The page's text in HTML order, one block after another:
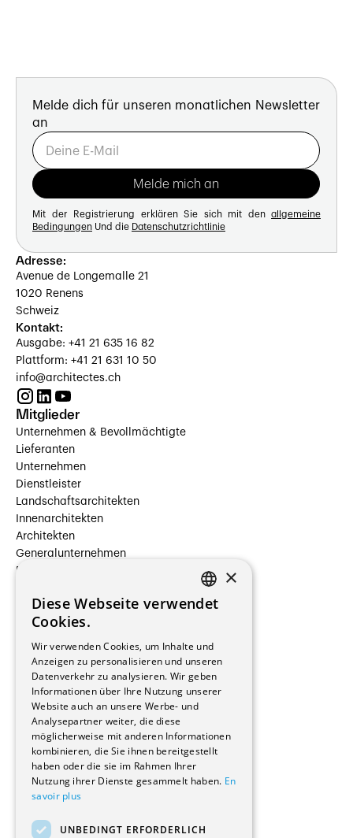
Melde dich für unseren monatlichen Newsletter
an
Mit der Registrierung erklären Sie sich mit den allgemeine
Bedingungen Und die Datenschutzrichtlinie
Adresse:
Avenue de Longemalle 21
1020 Renens
Schweiz
Kontakt:
Ausgabe: +41 21 635 16 82
Plattform: +41 21 631 10 50
info@architectes.ch
Mitglieder
Unternehmen & Bevollmächtigte
Lieferanten
Unternehmen
Dienstleister
Landschaftsarchitekten
Innenarchitekten
Architekten
Generalunternehmen
Beauftragte Unternehmen
Hersteller/Lieferanten
Bauherrschaften
Immobilienverwaltungsgesellschaften
Stockwerkeigentum
Reportagen
Wohnungen
Renovierungen
Innere Umbauten
Gastgewerbe und Tourismus
Verwaltungsgebäude und Geschäfte
Schuleinrichtungen
Medizinische Einrichtungen
Kultur - Sport - Freizeit
FRENCH
×
Diese Webseite verwendet
Cookies.
Wir verwenden Cookies, um Inhalte und
Anzeigen zu personalisieren und unseren
Datenverkehr zu analysieren. Wir geben
Informationen über Ihre Nutzung unserer
Website auch an unsere Werbe- und
Analysepartner weiter, die diese
möglicherweise mit anderen Informationen
kombinieren, die Sie ihnen bereitgestellt
haben oder die sie im Rahmen Ihrer
Nutzung ihrer Dienste gesammelt haben. En
savoir plus
UNBEDINGT ERFORDERLICH